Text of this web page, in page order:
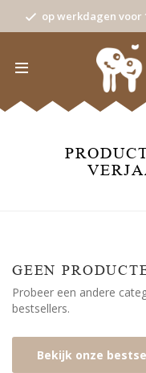
op werkdagen voor
GEEN
Probeer een andere
bestsellers.
Bekijk onze